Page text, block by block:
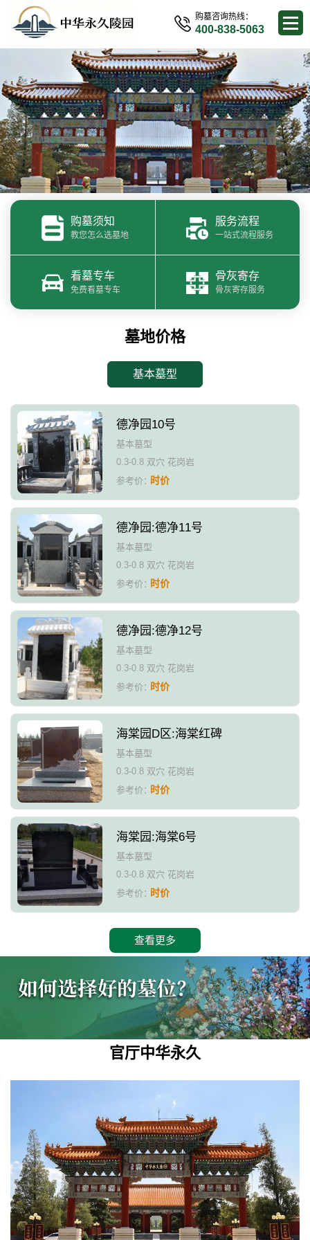
购墓咨询热线：
400-838-5063
购墓须知
教您怎么选墓地
服务流程
一站式流程服务
看墓专车
免费看墓专车
骨灰寄存
骨灰寄存服务
墓地价格
基本墓型
德净园10号
基本墓型
0.3-0.8 双穴 花岗岩
参考价：时价
德净园:德净11号
基本墓型
0.3-0.8 双穴 花岗岩
参考价：时价
德净园:德净12号
基本墓型
0.3-0.8 双穴 花岗岩
参考价：时价
海棠园D区:海棠红碑
基本墓型
0.3-0.8 双穴 花岗岩
参考价：时价
海棠园:海棠6号
基本墓型
0.3-0.8 双穴 花岗岩
参考价：时价
查看更多
官厅中华永久